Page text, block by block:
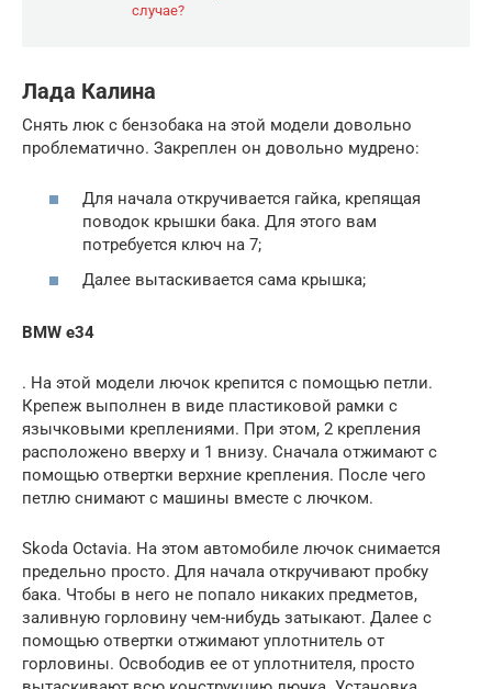
случае?
Лада Калина
Снять люк с бензобака на этой модели довольно
проблематично. Закреплен он довольно мудрено:
Для начала откручивается гайка, крепящая
поводок крышки бака. Для этого вам
потребуется ключ на 7;
Далее вытаскивается сама крышка;
BMW e34
. На этой модели лючок крепится с помощью петли.
Крепеж выполнен в виде пластиковой рамки с
язычковыми креплениями. При этом, 2 крепления
расположено вверху и 1 внизу. Сначала отжимают с
помощью отвертки верхние крепления. После чего
петлю снимают с машины вместе с лючком.
Skoda Octavia. На этом автомобиле лючок снимается
предельно просто. Для начала откручивают пробку
бака. Чтобы в него не попало никаких предметов,
заливную горловину чем-нибудь затыкают. Далее с
помощью отвертки отжимают уплотнитель от
горловины. Освободив ее от уплотнителя, просто